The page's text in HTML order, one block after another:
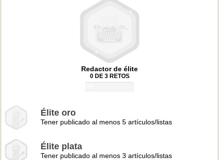
Redactor de élite
0 DE 3 RETOS
Élite oro
Tener publicado al menos 5 artículos/listas
Élite plata
Tener publicado al menos 3 artículos/listas